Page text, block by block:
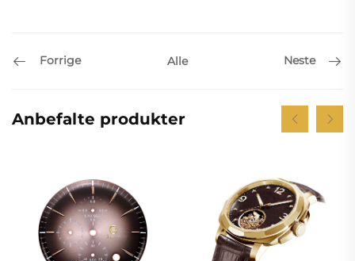
Forrige Alle Neste
Anbefalte produkter